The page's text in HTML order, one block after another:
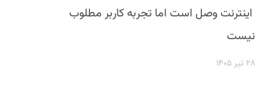
اینترنت وصل است اما تجربه کاربر مطلوب
نیست
۲۸ تیر ۱۴۰۵